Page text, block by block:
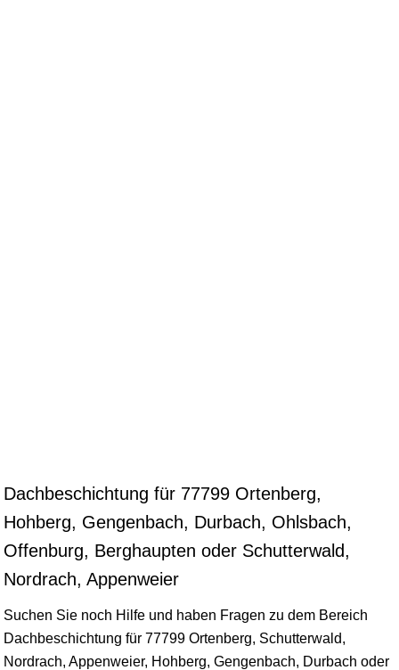
Dachbeschichtung für 77799 Ortenberg,
Hohberg, Gengenbach, Durbach, Ohlsbach,
Offenburg, Berghaupten oder Schutterwald,
Nordrach, Appenweier
Suchen Sie noch Hilfe und haben Fragen zu dem Bereich
Dachbeschichtung für 77799 Ortenberg, Schutterwald,
Nordrach, Appenweier, Hohberg, Gengenbach, Durbach oder